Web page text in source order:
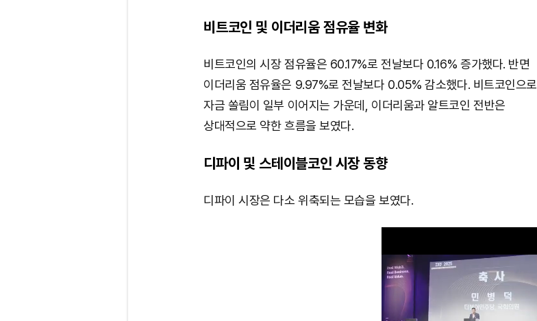
비트코인 및 이더리움 점유율 변화
비트코인의 시장 점유율은 60.17%로 전날보다 0.16% 증가했다. 반면
이더리움 점유율은 9.97%로 전날보다 0.05% 감소했다. 비트코인으로
자금 쏠림이 일부 이어지는 가운데, 이더리움과 알트코인 전반은
상대적으로 약한 흐름을 보였다.
디파이 및 스테이블코인 시장 동향
디파이 시장은 다소 위축되는 모습을 보였다.